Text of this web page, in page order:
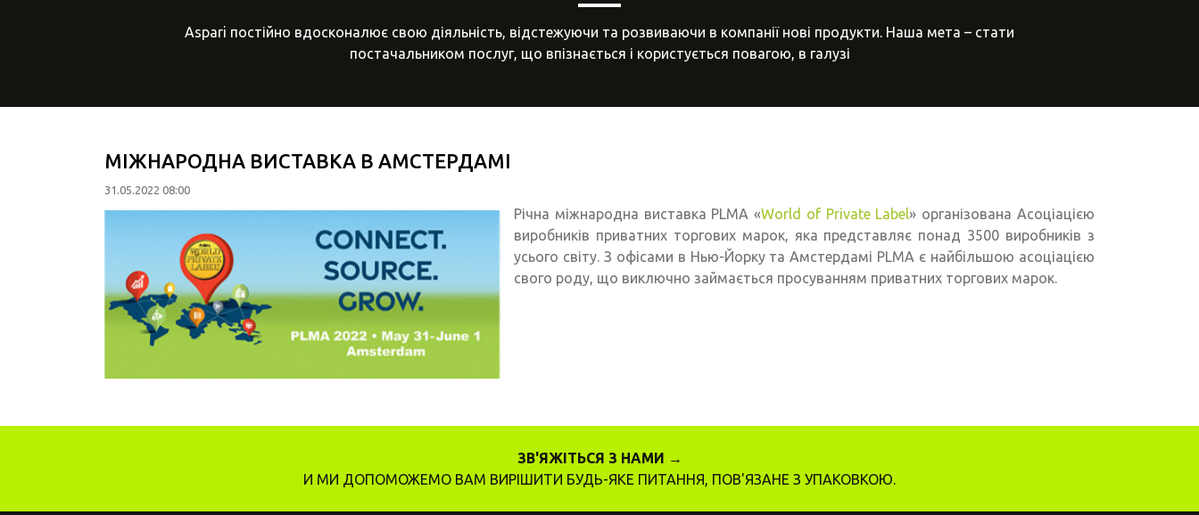
Aspari постійно вдосконалює свою діяльність, відстежуючи та розвиваючи в компанії нові продукти. Наша мета – стати
постачальником послуг, що впізнається і користується повагою, в галузі
МІЖНАРОДНА ВИСТАВКА В АМСТЕРДАМІ
31.05.2022 08:00
Річна міжнародна виставка PLMA «World of Private Label» організована Асоціацією
виробників приватних торгових марок, яка представляє понад 3500 виробників з
усього світу. З офісами в Нью-Йорку та Амстердамі PLMA є найбільшою асоціацією
свого роду, що виключно займається просуванням приватних торгових марок.
ЗВ'ЯЖІТЬСЯ З НАМИ →
И МИ ДОПОМОЖЕМО ВАМ ВИРІШИТИ БУДЬ-ЯКЕ ПИТАННЯ, ПОВ'ЯЗАНЕ З УПАКОВКОЮ.